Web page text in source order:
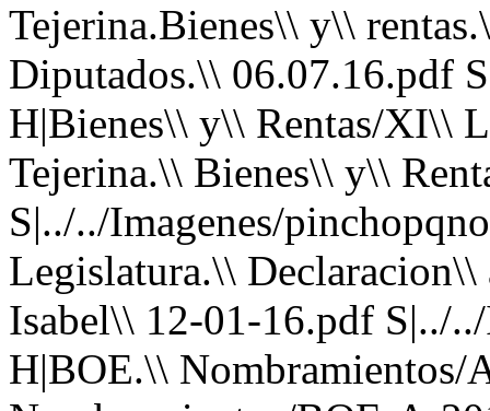
Tejerina.Bienes\\ y\\
Diputados.\\ 06.07.16.pdf
H|Bienes\\ y\\ Rentas/XI\\
Tejerina.\\ Bienes\\ y\\
S|../../Imagenes/
Legislatura.\\
Isabel\\ 12-01-16.pdf S|../
H|BOE.\\